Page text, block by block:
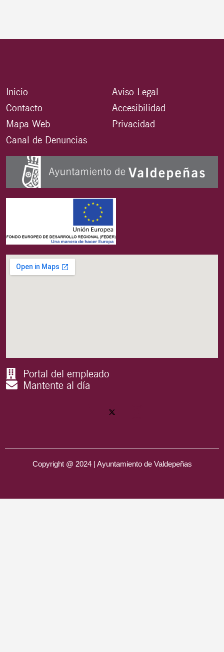
Inicio
Contacto
Mapa Web
Canal de Denuncias
Aviso Legal
Accesibilidad
Privacidad
Portal del empleado
Mantente al día
Copyright @ 2024 | Ayuntamiento de Valdepeñas